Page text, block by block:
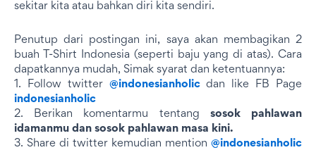
sekitar kita atau bahkan diri kita sendiri.
Penutup dari postingan ini, saya akan membagikan 2
buah T-Shirt Indonesia (seperti baju yang di atas). Cara
dapatkannya mudah, Simak syarat dan ketentuannya:
1. Follow twitter @indonesianholicdan like FB Page
indonesianholic
2. Berikan komentarmu tentang sosok pahlawan
idamanmu dan sosok pahlawan masa kini.
3. Share di twitter kemudian mention @indonesianholic